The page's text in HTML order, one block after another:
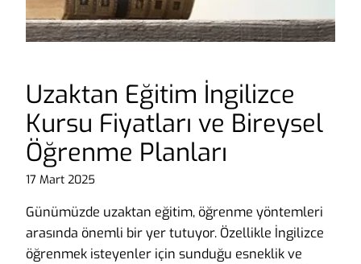
Uzaktan Eğitim İngilizce
Kursu Fiyatları ve Bireysel
Öğrenme Planları
17 Mart 2025
Günümüzde uzaktan eğitim, öğrenme yöntemleri
arasında önemli bir yer tutuyor. Özellikle İngilizce
öğrenmek isteyenler için sunduğu esneklik ve